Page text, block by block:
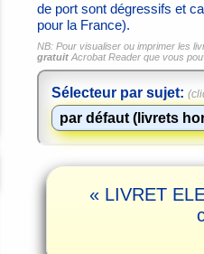
de port sont dégressifs et
pour la France).
NB: Pour visualiser ou imprimer les
gratuit Acrobat Reader que vous
Sélecteur par sujet:
« LIVRET